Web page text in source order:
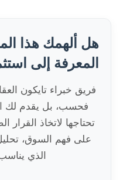
هل ألهمك هذا
المعرفة إلى
فريق خبراء تايكون
فحسب، بل يقدم لك
تحتاجها لاتخاذ
على فهم السوق،
الذي